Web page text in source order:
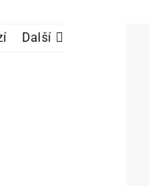
Další